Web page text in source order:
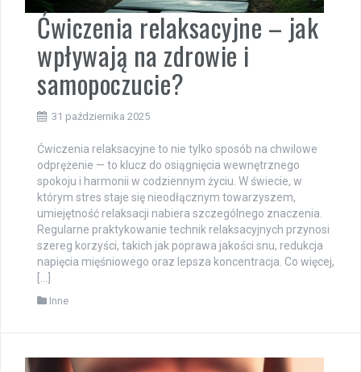
Ćwiczenia relaksacyjne – jak
wpływają na zdrowie i
samopoczucie?
31 października 2025
Ćwiczenia relaksacyjne to nie tylko sposób na chwilowe
odprężenie — to klucz do osiągnięcia wewnętrznego
spokoju i harmonii w codziennym życiu. W świecie, w
którym stres staje się nieodłącznym towarzyszem,
umiejętność relaksacji nabiera szczególnego znaczenia.
Regularne praktykowanie technik relaksacyjnych przynosi
szereg korzyści, takich jak poprawa jakości snu, redukcja
napięcia mięśniowego oraz lepsza koncentracja. Co więcej,
[…]
Inne